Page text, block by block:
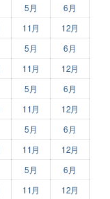
5月
6月
11月 12月
5月
6月
11月 12月
5月
6月
11月 12月
5月
6月
11月 12月
5月
6月
11月 12月